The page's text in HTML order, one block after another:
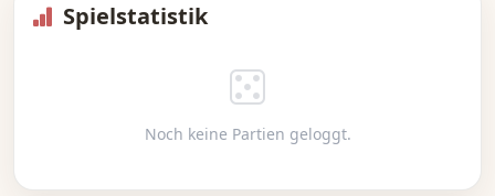
Spielstatistik
Noch keine Partien geloggt.